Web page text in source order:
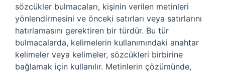
sözcükler bulmacaları, kişinin verilen metinleri
yönlendirmesini ve önceki satırları veya satırlarını
hatırlamasını gerektiren bir türdür. Bu tür
bulmacalarda, kelimelerin kullanımındaki anahtar
kelimeler veya kelimeler, sözcükleri birbirine
bağlamak için kullanılır. Metinlerin çözümünde,